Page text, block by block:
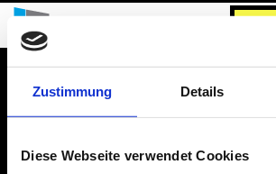
Zustimmung Details
Diese Webseite verwendet Cookies